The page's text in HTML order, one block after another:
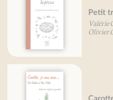
Petit traité de la pizza
Valérie Gaudant
Olivier Gaudant